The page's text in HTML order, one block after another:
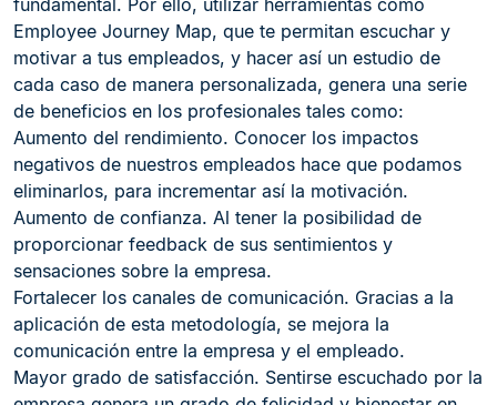
fundamental. Por ello, utilizar herramientas como
Employee Journey Map, que te permitan escuchar y
motivar a tus empleados, y hacer así un estudio de
cada caso de manera personalizada, genera una serie
de beneficios en los profesionales tales como:
Aumento del rendimiento. Conocer los impactos
negativos de nuestros empleados hace que podamos
eliminarlos, para incrementar así la motivación.
Aumento de confianza. Al tener la posibilidad de
proporcionar feedback de sus sentimientos y
sensaciones sobre la empresa.
Fortalecer los canales de comunicación. Gracias a la
aplicación de esta metodología, se mejora la
comunicación entre la empresa y el empleado.
Mayor grado de satisfacción. Sentirse escuchado por la